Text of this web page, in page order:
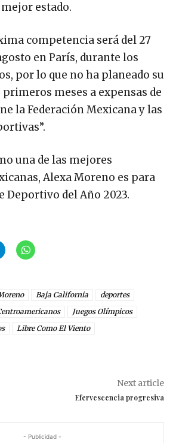
estado.
competencia será del 27
en París, durante los
por lo que no ha planeado su
meses a expensas de
la Federación Mexicana y las
una de las mejores
Alexa Moreno es para
Deportivo del Año 2023.
Baja California
deportes
Juegos Olímpicos
Libre Como El Viento
Next article
Efervescencia progresiva
- Publicidad -